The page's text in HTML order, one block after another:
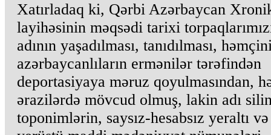
Xatırladaq ki, Qərbi Azərbaycan
layihəsinin məqsədi tarixi
adının yaşadılması, tanıdılması,
azərbaycanlıların ermənilər tərəfindən
deportasiyaya məruz qoyulmasından,
ərazilərdə mövcud olmuş, lakin adı
toponimlərin, saysız-hesabsız yeraltı və